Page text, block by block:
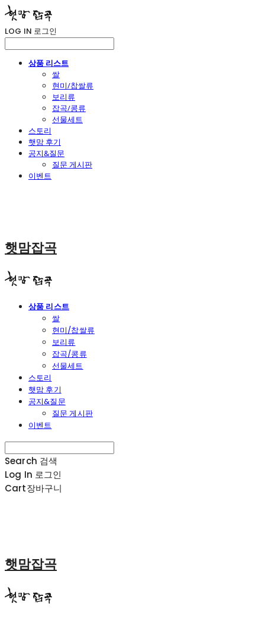
LOG IN 로그인
상품 리스트
쌀
현미/찹쌀류
보리류
잡곡/콩류
선물세트
스토리
햇맘 후기
공지&질문
질문 게시판
이벤트
햇맘잡곡
상품 리스트
쌀
현미/찹쌀류
보리류
잡곡/콩류
선물세트
스토리
햇맘 후기
공지&질문
질문 게시판
이벤트
Search 검색
Log In 로그인
Cart장바구니
햇맘잡곡